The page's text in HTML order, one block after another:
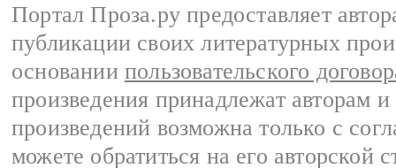
Портал Проза.ру предоставляет
публикации своих литературных
основании пользовательского
произведения принадлежат авторам
произведений возможна только с
можете обратиться на его авторской